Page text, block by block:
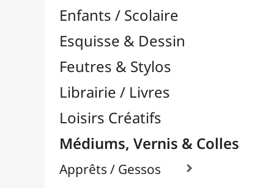
Colles & Adhésifs 
Fixatifs
Liants
Vernis / Protection 
À Retoucher
Base Eau / Acrylique
Divers